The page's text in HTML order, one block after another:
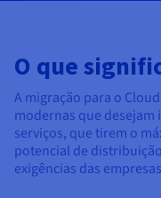
Load Balancer
Preços
Disponibilidade por regiões
AI Endpoints - Bases API
AI Endpoints - Batch API
GPU
NVIDIA H200
Dedicated HSM
Infraestrutura Anti-
Documentação
Roadmap & Changelog
Preços
Disponibilidade por regiões
Documentação
Roadmap & Changelog
Manuais e documentação
Conformidade e certificações
Roadmap & Changelog
SAP HANA ON OVHCLOUD
SAP HANA on Bare Metal
SAP HANA on Private
Bases de dados geridas
Containers &
Cloud Native
IA e HPC
OPCP Packager
CDN Infrastructure
BGP Services
PROTEÇÃO E SEGURANÇA
Roadmap & Changelog
UTILIZAÇÕES
Resiliência e AZ
Grid computing
Revendedores
Todas as utilizações
Documentação
BGP Services
PROTEÇÃO E SEGURANÇA
Infraestrutura Anti-DDoS
Opção Certificados SSL
Opção CDN
UTILIZAÇÕES
O que
A migração para o
modernas que
serviços, que tirem o
potencial de
exigências das